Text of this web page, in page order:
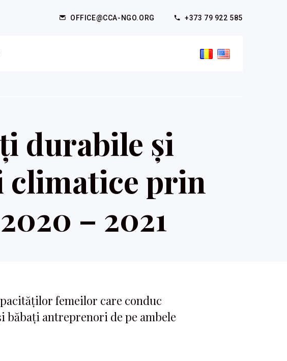
OFFICE@CCA-NGO.ORG +373 79 922 585
durabile și
climatice prin
– 2021
femeilor care conduc
băbați antreprenori de pe ambele